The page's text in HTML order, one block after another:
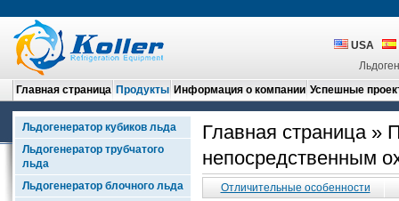
USA
Главная страница Продукты Информация о компании Успешные
Льдогенератор кубиков льда
Льдогенератор трубчатого
льда
Льдогенератор блочного льда
Главная страница»
непосредственным
Отличительные особенности